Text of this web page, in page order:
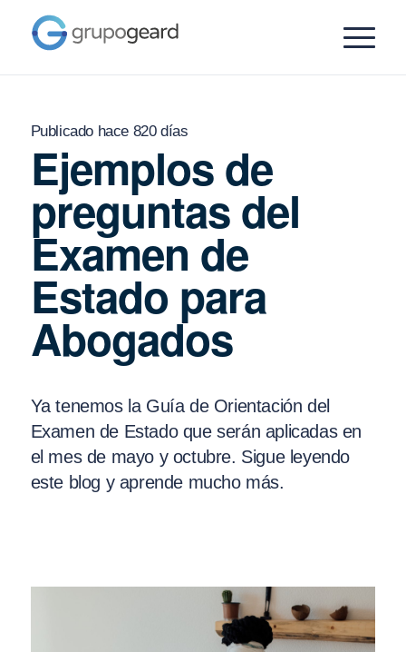
Publicado hace 820 días
Ejemplos de
preguntas del
Examen de
Estado para
Abogados
Ya tenemos la Guía de Orientación del
Examen de Estado que serán aplicadas en
el mes de mayo y octubre. Sigue leyendo
este blog y aprende mucho más.